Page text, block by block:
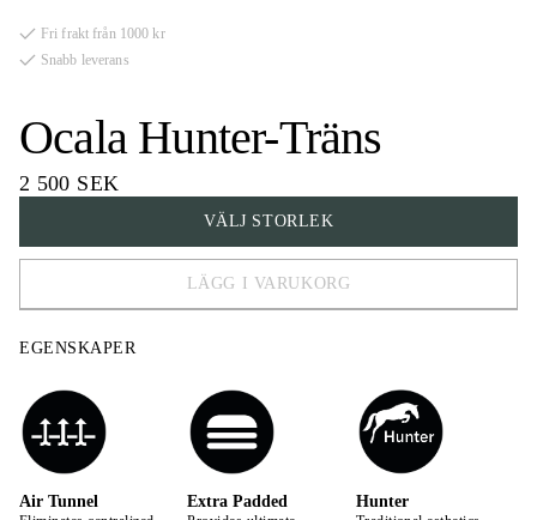
Ocala Hunter-Träns
2 500 SEK
även en fast käkrem.
VÄLJ STORLEK
FULL
COB
X-FULL
LÄGG I VARUKORG
Fri frakt från 1000 kr
Snabb leverans
EGENSKAPER
Air Tunnel Extra Padded Hunter